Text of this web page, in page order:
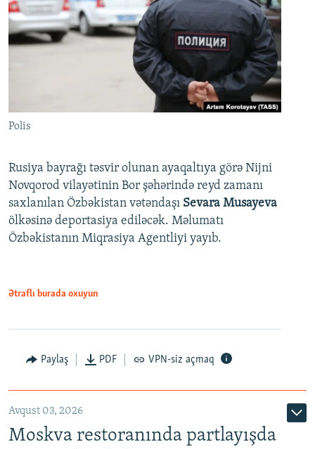
Polis
Rusiya bayrağı təsvir olunan ayaqaltıya görə Nijni
Novqorod vilayətinin Bor şəhərində reyd zamanı
saxlanılan Özbəkistan vətəndaşı Sevara Musayeva
ölkəsinə deportasiya ediləcək. Məlumatı
Özbəkistanın Miqrasiya Agentliyi yayıb.
Ətraflı burada oxuyun
Paylaş PDF VPN-siz açmaq
Avqust 03, 2026
Moskva restoranında partlayışda